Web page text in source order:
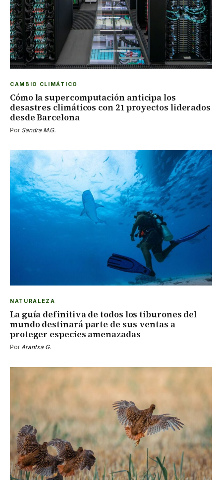
CAMBIO CLIMÁTICO
Cómo la supercomputación anticipa los
desastres climáticos con 21 proyectos liderados
desde Barcelona
Por Sandra M.G.
NATURALEZA
La guía definitiva de todos los tiburones del
mundo destinará parte de sus ventas a
proteger especies amenazadas
PorArantxa G.